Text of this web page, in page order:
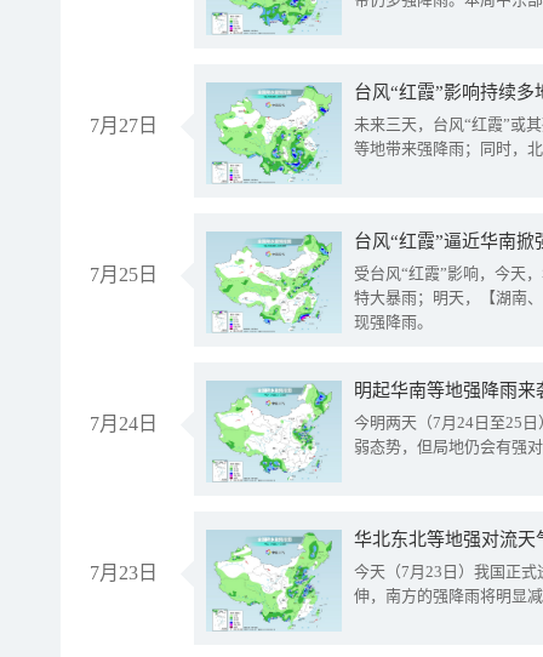
7月27日
台风“红霞”影响持续
未来三天，台风“红霞”或
等地带来强降雨；同时，
7月25日
台风“红霞”逼近华南
受台风“红霞”影响，今天
特大暴雨；明天，【湖南
现强降雨。
7月24日
明起华南等地强降雨
今明两天（7月24日至25
弱态势，但局地仍会有强
7月23日
华北东北等地强对流天
今天（7月23日）我国正
伸，南方的强降雨将明显